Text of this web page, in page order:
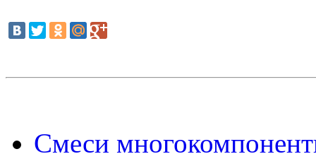
Смеси